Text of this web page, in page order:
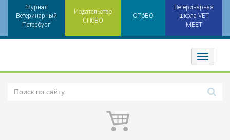
Журнал
Ветеринарный
Петербург
Издательство
СПбВО
СПбВО
Ветеринарная
школа VET
MEET
Toggler